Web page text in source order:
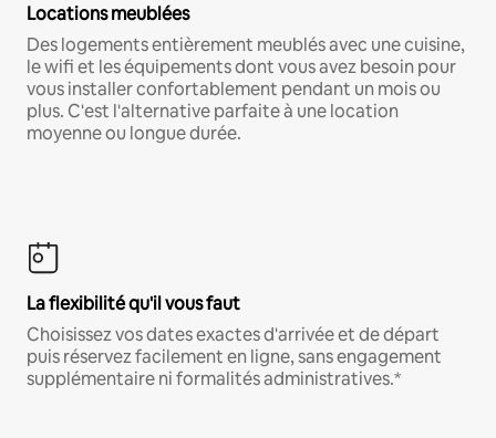
Locations meublées
Des logements entièrement meublés avec une cuisine,
le wifi et les équipements dont vous avez besoin pour
vous installer confortablement pendant un mois ou
plus. C'est l'alternative parfaite à une location
moyenne ou longue durée.
La flexibilité qu'il vous faut
Choisissez vos dates exactes d'arrivée et de départ
puis réservez facilement en ligne, sans engagement
supplémentaire ni formalités administratives.*